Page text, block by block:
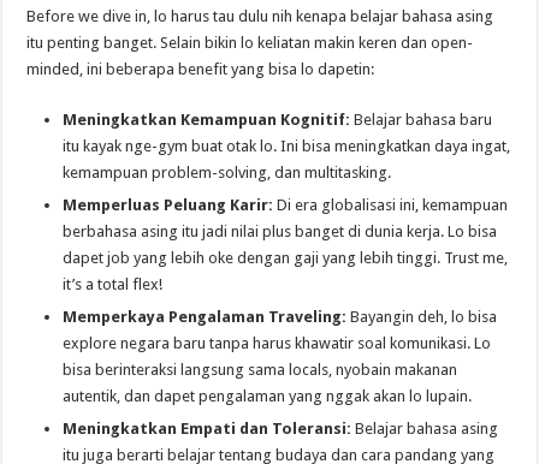
Before we dive in, lo harus tau dulu nih kenapa belajar bahasa asing
itu penting banget. Selain bikin lo keliatan makin keren dan open-
minded, ini beberapa benefit yang bisa lo dapetin:
Meningkatkan Kemampuan Kognitif: Belajar bahasa baru
itu kayak nge-gym buat otak lo. Ini bisa meningkatkan daya ingat,
kemampuan problem-solving, dan multitasking.
Memperluas Peluang Karir: Di era globalisasi ini, kemampuan
berbahasa asing itu jadi nilai plus banget di dunia kerja. Lo bisa
dapet job yang lebih oke dengan gaji yang lebih tinggi. Trust me,
it’s a total flex!
Memperkaya Pengalaman Traveling: Bayangin deh, lo bisa
explore negara baru tanpa harus khawatir soal komunikasi. Lo
bisa berinteraksi langsung sama locals, nyobain makanan
autentik, dan dapet pengalaman yang nggak akan lo lupain.
Meningkatkan Empati dan Toleransi: Belajar bahasa asing
itu juga berarti belajar tentang budaya dan cara pandang yang